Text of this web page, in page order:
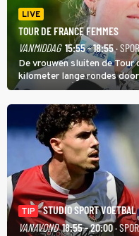
LIVE
TOUR DE FRANCE FEMMES
VANMIDDAG 15:55 - 18:55·
De vrouwen sluiten de Tour
kilometer lange rondes
zware Col d'Èze. Aan de
de eindwinnaar de laatste
TIP
STUDIO SPORT VOETBAL
VANAVOND 18:55 - 20:00·